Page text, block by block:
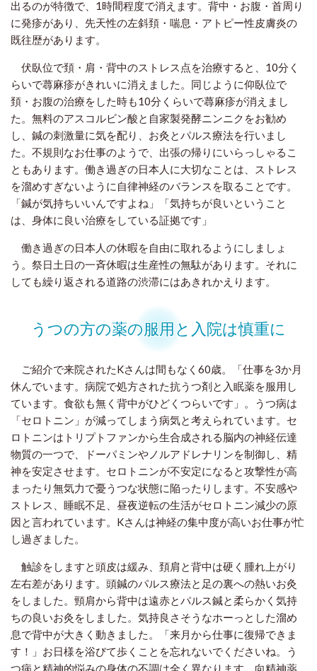
出るのが特徴で、1時間程度で消えます。背中・お腹・首周り
に発疹があり、先天性の左斜頚・喘息・アトピー性皮膚炎の
既往歴があります。
伏臥位で頚・肩・背中のストレス点を治療すると、10分く
らいで蕁麻疹がきれいに消えました。同じように仰臥位で
頚・お腹の治療をした時も10分くらいで蕁麻疹が消えまし
た。無料のアスコルビン酸と自家製発酵ニンニクをお勧め
し、鍼の刺激量に気を配り、お灸とパルス療法を行いまし
た。不規則なお仕事のようで、出張の帰りにいらっしゃるこ
ともあります。働き過ぎの日本人に大切なことは、ストレス
を溜めすぎないように自律神経のバランスを取ることです。
「鍼が気持ちいいんですよね」「気持ちが良いということ
は、身体に良い治療をしている証拠です」
働き過ぎの日本人の休暇を自由に取れるようにしましょ
う。祭日土日の一斉休暇は生産性の無駄があります。それに
しても繰り返される道路の渋滞にはあきれかえります。
うつの方の薬の服用と入院は慎重に
ご紹介で来院されたKさんは間もなく60歳。「仕事を3か月
休んでいます。病院で処方された抗うつ剤と入眠薬を服用し
ています。食欲も無く背中がひどくつらいです」。うつ病は
「セロトニン」が減ってしまう病気と考えられています。セ
ロトニンはトリプトファンから生合成される脳内の神経伝達
物質の一つで、ドーパミンやノルアドレナリンを制御し、精
神を安定させます。セロトニンが不安定になると攻撃性が高
まったり無気力で憂うつな状態に陥ったりします。不安感や
ストレス、睡眠不足、昼夜逆転の生活がセロトニン減少の原
因と言われています。Kさんは神経の集中度が高いお仕事が忙
し過ぎました。
触診をしますと頭皮は緩み、頚肩と背中は硬く腫れ上がり
左右差があります。頭鍼のパルス療法と足の裏への熱いお灸
をしました。頸肩から背中は遠赤とパルス鍼と柔らかく気持
ちの良いお灸をしました。気持良さそうなホーっとした溜め
息で背中が大きく動きました。「来月から仕事に復帰できま
す！」お日様を浴びて歩くことを忘れないでくださいね。う
つ病と精神的悩みの身体の不調は全く異なります。向精神薬